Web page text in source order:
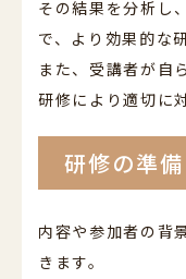
その結果を分析し
で、より効果的な
また、受講者が自
研修により適切に
研修の準備
内容や参加者の背
きます。